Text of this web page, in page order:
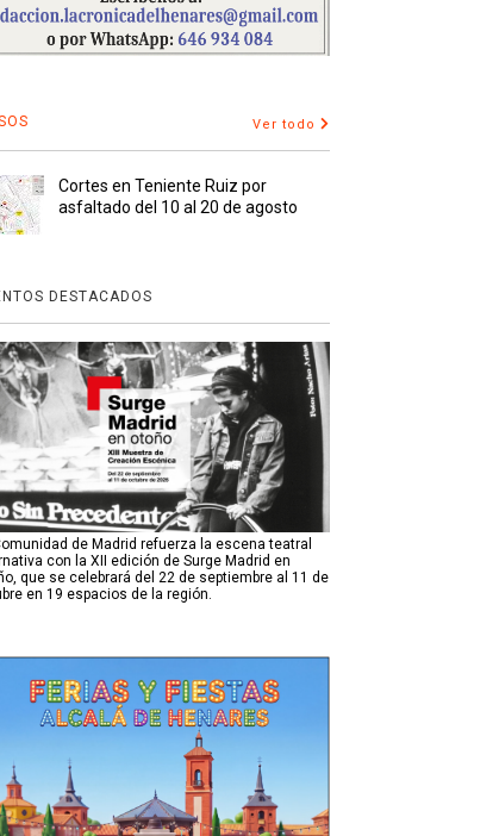
Ver todo
Cortes en Teniente Ruiz por
asfaltado del 10 al 20 de agosto
DESTACADOS
de Madrid refuerza la escena teatral
con la XII edición de Surge Madrid en
que se celebrará del 22 de septiembre al 11 de
en 19 espacios de la región.